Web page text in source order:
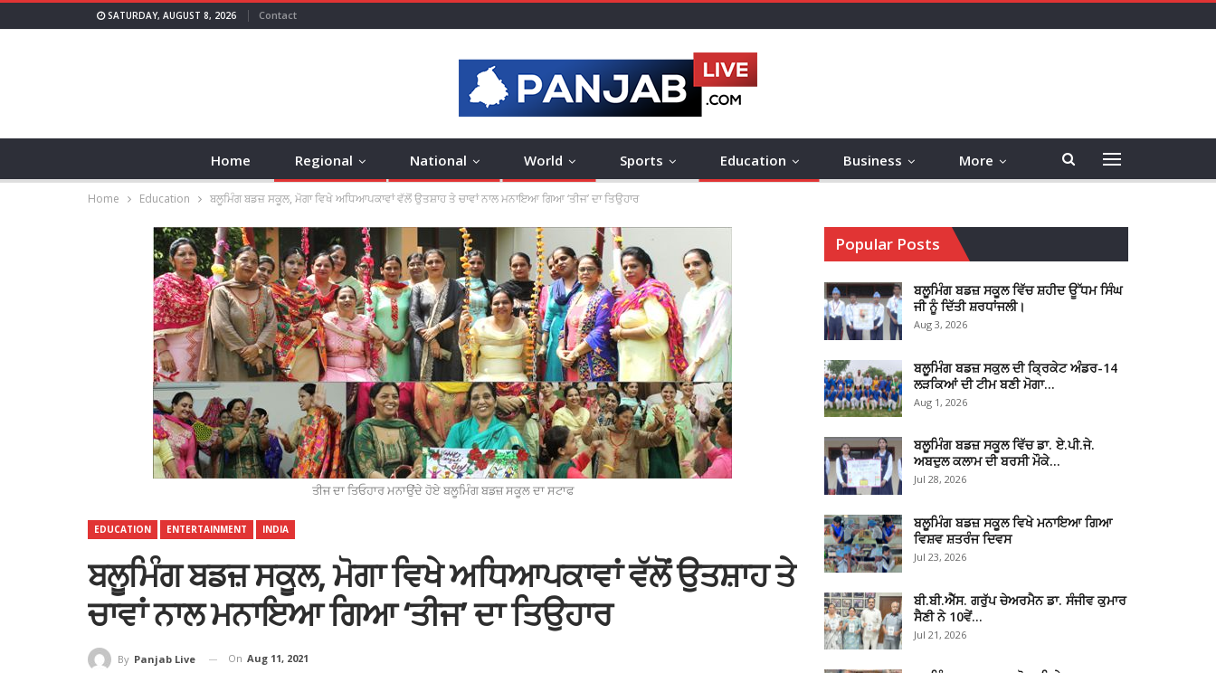
SATURDAY, AUGUST 8, 2026 Contact
Home Regional National World Sports Education Business More
Home Education ਬਲੂਮਿੰਗ ਬਡਜ਼ ਸਕੂਲ, ਮੋਗਾ ਵਿਖੇ ਅਧਿਆਪਕਾਵਾਂ ਵੱਲੋਂ ਉਤਸ਼ਾਹ ਤੇ ਚਾਵਾਂ ਨਾਲ ਮਨਾਇਆ ਗਿਆ ‘ਤੀਜ’ ਦਾ ਤਿਉਹਾਰ
ਤੀਜ ਦਾ ਤਿਓਹਾਰ ਮਨਾਉਂਦੇ ਹੋਏ ਬਲੂਮਿੰਗ ਬਡਜ਼ ਸਕੂਲ ਦਾ ਸਟਾਫ
EDUCATION ENTERTAINMENT INDIA
ਬਲੂਮਿੰਗ ਬਡਜ਼ ਸਕੂਲ, ਮੋਗਾ ਵਿਖੇ ਅਧਿਆਪਕਾਵਾਂ ਵੱਲੋਂ ਉਤਸ਼ਾਹ ਤੇ
ਚਾਵਾਂ ਨਾਲ ਮਨਾਇਆ ਗਿਆ ‘ਤੀਜ’ ਦਾ ਤਿਉਹਾਰ
By Panjab Live On Aug 11, 2021
Popular Posts
ਬਲੂਮਿੰਗ ਬਡਜ਼ ਸਕੂਲ ਵਿੱਚ ਸ਼ਹੀਦ ਊੱਧਮ ਸਿੰਘ
ਜੀ ਨੂੰ ਦਿੱਤੀ ਸ਼ਰਧਾਂਜਲੀ।
Aug 3, 2026
ਬਲੂਮਿੰਗ ਬਡਜ਼ ਸਕੁਲ ਦੀ ਕ੍ਰਿਕੇਟ ਅੰਡਰ-14
ਲੜਕਿਆਂ ਦੀ ਟੀਮ ਬਣੀ ਮੋਗਾ…
Aug 1, 2026
ਬਲੂਮਿੰਗ ਬਡਜ਼ ਸਕੂਲ ਵਿੱਚ ਡਾ. ਏ.ਪੀ.ਜੇ.
ਅਬਦੁਲ ਕਲਾਮ ਦੀ ਬਰਸੀ ਮੌਕੇ…
Jul 28, 2026
ਬਲੂਮਿੰਗ ਬਡਜ਼ ਸਕੂਲ ਵਿਖੇ ਮਨਾਇਆ ਗਿਆ
ਵਿਸ਼ਵ ਸ਼ਤਰੰਜ ਦਿਵਸ
Jul 23, 2026
ਬੀ.ਬੀ.ਐੱਸ. ਗਰੁੱਪ ਚੇਅਰਮੈਨ ਡਾ. ਸੰਜੀਵ ਕੁਮਾਰ
ਸੈਣੀ ਨੇ 10ਵੇਂ…
Jul 21, 2026